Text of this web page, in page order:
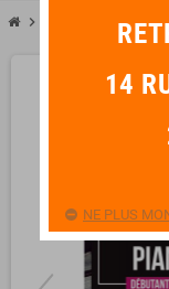
chevron_right Coup
14
NE PLUS